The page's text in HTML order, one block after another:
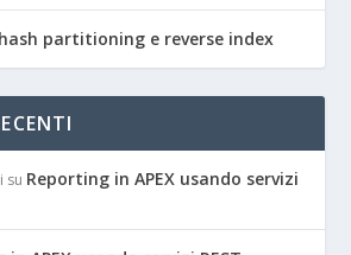
partitioning e reverse index
su Reporting in APEX usando servizi